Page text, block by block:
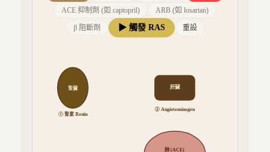
ACE 抑制劑 (如 captopril)
ARB (如 losartan)
β 阻斷劑 ▶ 觸發 RAS 重設
腎臟
① 腎素 Renin
肝臟
② Angiotensinogen
肺 (ACE)